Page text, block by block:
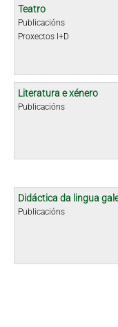
Teatro
Publicacións
Proxectos I+D
Literatura e xénero
Publicacións
Didáctica da lingua
Publicacións